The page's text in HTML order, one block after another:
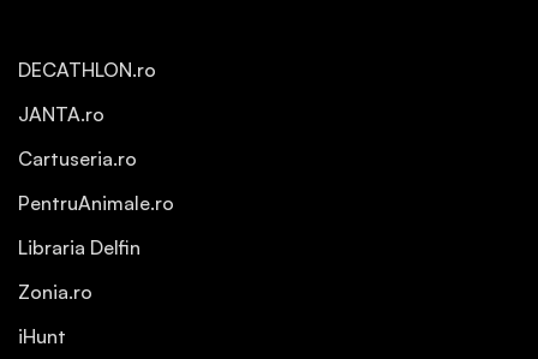
DECATHLON.ro
JANTA.ro
Cartuseria.ro
PentruAnimale.ro
Libraria Delfin
Zonia.ro
iHunt